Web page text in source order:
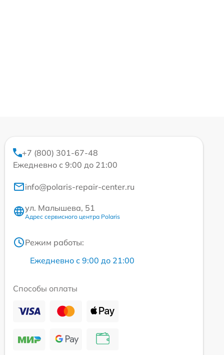
+7 (800) 301-67-48
Ежедневно с 9:00 до 21:00
info@polaris-repair-center.ru
ул. Малышева, 51
Адрес сервисного центра Polaris
Режим работы:
Ежедневно с 9:00 до 21:00
Способы оплаты